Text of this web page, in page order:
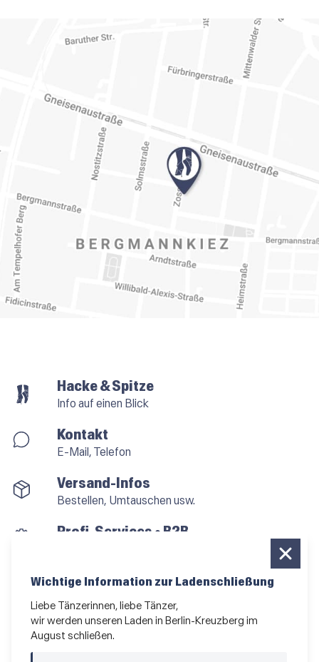
Hacke & Spitze
Info auf einen Blick
Kontakt
E-Mail, Telefon
Versand-Infos
Bestellen, Umtauschen usw.
Profi-Services • B2B
Newsletter bestellen
Das Kleingedruckte
Wichtige Information zur Ladenschließung
Liebe Tänzerinnen, liebe Tänzer,
wir werden unseren Laden in Berlin-Kreuzberg im
August schließen.